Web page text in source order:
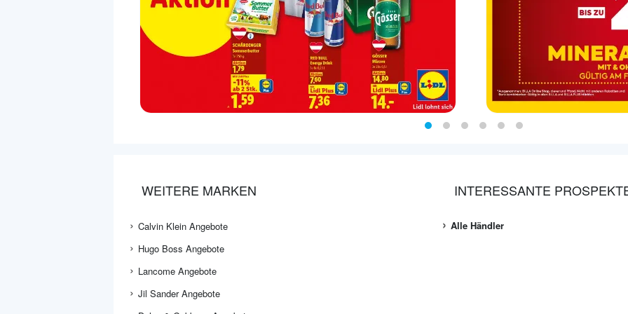
WEITERE MARKEN
Calvin Klein Angebote
Hugo Boss Angebote
Lancome Angebote
Jil Sander Angebote
INTERESSANTE
Alle Händler